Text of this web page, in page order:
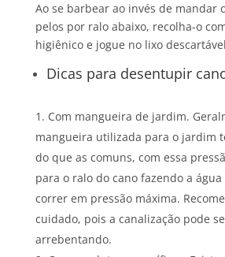
Ao se barbear ao invés de mandar
pelos por ralo abaixo, recolha-o
higiênico e jogue no lixo
Dicas para desentupir
Com mangueira de jardim.
mangueira utilizada para o jardim
do que as comuns, com essa
para o ralo do cano fazendo a
correr em pressão máxima.
cuidado, pois a canalização pode
arrebentando.